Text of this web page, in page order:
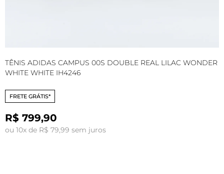
TÊNIS ADIDAS CAMPUS 00S DOUBLE REAL LILAC WONDER
WHITE WHITE IH4246
FRETE GRÁTIS*
R$ 799,90
ou 10x de R$ 79,99 sem juros